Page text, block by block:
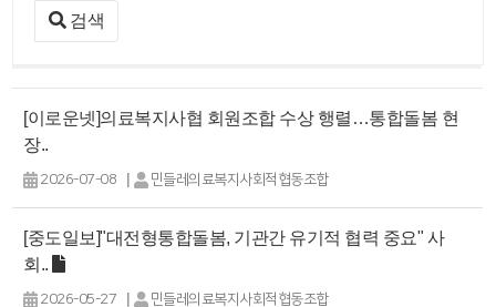
검색
[이로운넷]의료복지사협 회원조합 수상 행렬…통합돌봄 현
장..
2026-07-08 | 민들레의료복지사회적협동조합
[중도일보]"대전형통합돌봄, 기관간 유기적 협력 중요" 사
회..
2026-05-27 | 민들레의료복지사회적협동조합